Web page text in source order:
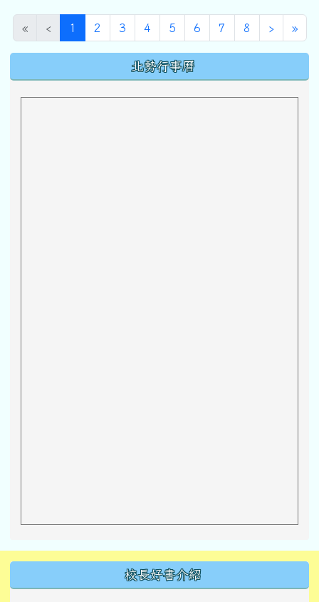
« ‹ 1 (目前頁次)
2 3 4 5 6 7 8 ›下一頁
»最
北勢行事曆
校長好書介紹